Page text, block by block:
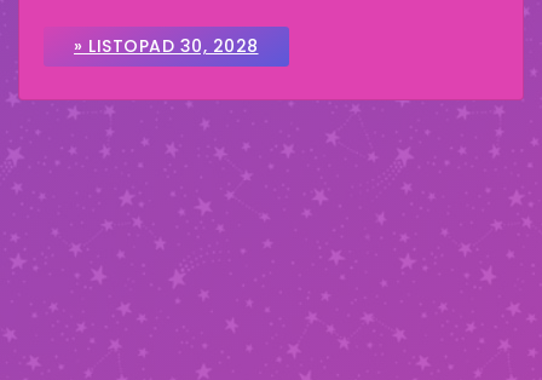
» LISTOPAD 30, 2028